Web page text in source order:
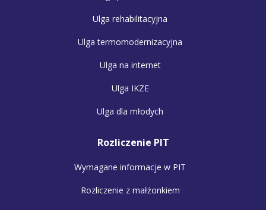
Ulga rehabilitacyjna
Ulga termomodernizacyjna
Ulga na internet
Ulga IKZE
Ulga dla młodych
Rozliczenie PIT
Wymagane informacje w PIT
Rozliczenie z małżonkiem